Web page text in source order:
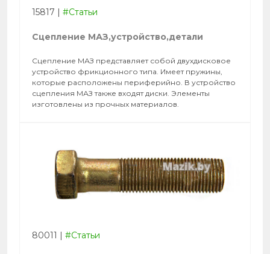
15817 | #Статьи
Сцепление МАЗ,устройство,детали
Сцепление МАЗ представляет собой двухдисковое
устройство фрикционного типа. Имеет пружины,
которые расположены периферийно. В устройство
сцепления МАЗ также входят диски. Элементы
изготовлены из прочных материалов.
80011 | #Статьи